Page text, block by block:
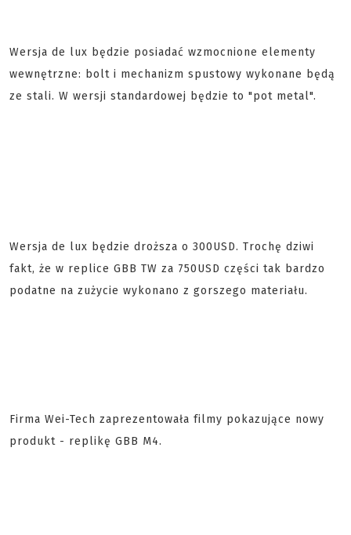
Wersja de lux będzie posiadać wzmocnione elementy
wewnętrzne: bolt i mechanizm spustowy wykonane będą
ze stali. W wersji standardowej będzie to "pot metal".
Wersja de lux będzie droższa o 300USD. Trochę dziwi
fakt, że w replice GBB TW za 750USD części tak bardzo
podatne na zużycie wykonano z gorszego materiału.
Firma Wei-Tech zaprezentowała filmy pokazujące nowy
produkt - replikę GBB M4.